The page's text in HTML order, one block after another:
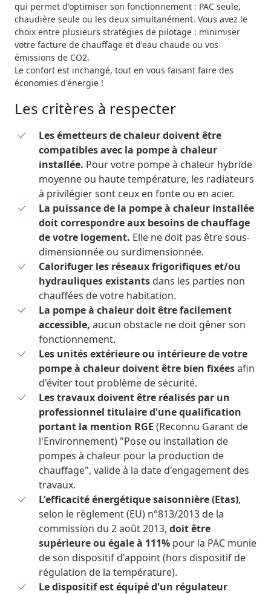
qui permet d'optimiser son fonctionnement : PAC seule,
chaudière seule ou les deux simultanément. Vous avez le
choix entre plusieurs stratégies de pilotage : minimiser
votre facture de chauffage et d'eau chaude ou vos
émissions de CO2.
Le confort est inchangé, tout en vous faisant faire des
économies d'énergie !
Les critères à respecter
Les émetteurs de chaleur doivent être
compatibles avec la pompe à chaleur
installée. Pour votre pompe à chaleur hybride
moyenne ou haute température, les radiateurs
à privilégier sont ceux en fonte ou en acier.
La puissance de la pompe à chaleur installée
doit correspondre aux besoins de chauffage
de votre logement. Elle ne doit pas être sous-
dimensionnée ou surdimensionnée.
Calorifuger les réseaux frigorifiques et/ou
hydrauliques existants dans les parties non
chauffées de votre habitation.
La pompe à chaleur doit être facilement
accessible, aucun obstacle ne doit gêner son
fonctionnement.
Les unités extérieure ou intérieure de votre
pompe à chaleur doivent être bien fixéesafin
d'éviter tout problème de sécurité.
Les travaux doivent être réalisés par un
professionnel titulaire d'une qualification
portant la mention RGE (Reconnu Garant de
l'Environnement) "Pose ou installation de
pompes à chaleur pour la production de
chauffage", valide à la date d'engagement des
travaux.
L'efficacité énergétique saisonnière (Etas),
selon le règlement (EU) n°813/2013 de la
commission du 2 août 2013, doit être
supérieure ou égale à 111% pour la PAC munie
de son dispositif d'appoint (hors dispositif de
régulation de la température).
Le dispositif est équipé d'un régulateur